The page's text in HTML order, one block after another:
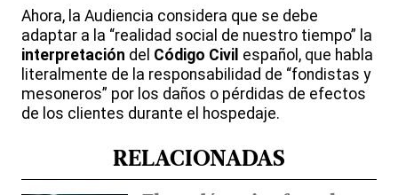
Ahora, la Audiencia considera que se debe
adaptar a la “realidad social de nuestro tiempo” la
interpretación del Código Civil español, que habla
literalmente de la responsabilidad de “fondistas y
mesoneros” por los daños o pérdidas de efectos
de los clientes durante el hospedaje.
RELACIONADAS